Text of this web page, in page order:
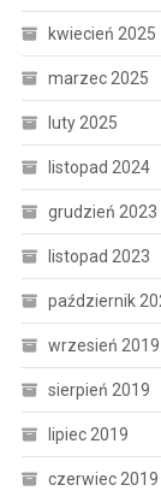
kwiecień 2025
marzec 2025
luty 2025
listopad 2024
grudzień 2023
listopad 2023
październik
wrzesień 2019
sierpień 2019
lipiec 2019
czerwiec 2019